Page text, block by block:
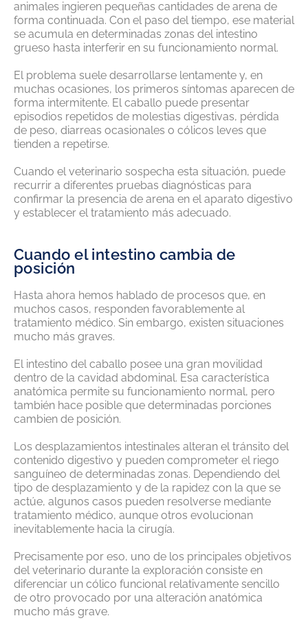
animales ingieren pequeñas cantidades de arena de
forma continuada. Con el paso del tiempo, ese material
se acumula en determinadas zonas del intestino
grueso hasta interferir en su funcionamiento normal.
El problema suele desarrollarse lentamente y, en
muchas ocasiones, los primeros síntomas aparecen de
forma intermitente. El caballo puede presentar
episodios repetidos de molestias digestivas, pérdida
de peso, diarreas ocasionales o cólicos leves que
tienden a repetirse.
Cuando el veterinario sospecha esta situación, puede
recurrir a diferentes pruebas diagnósticas para
confirmar la presencia de arena en el aparato digestivo
y establecer el tratamiento más adecuado.
Cuando el intestino cambia de
posición
Hasta ahora hemos hablado de procesos que, en
muchos casos, responden favorablemente al
tratamiento médico. Sin embargo, existen situaciones
mucho más graves.
El intestino del caballo posee una gran movilidad
dentro de la cavidad abdominal. Esa característica
anatómica permite su funcionamiento normal, pero
también hace posible que determinadas porciones
cambien de posición.
Los desplazamientos intestinales alteran el tránsito del
contenido digestivo y pueden comprometer el riego
sanguíneo de determinadas zonas. Dependiendo del
tipo de desplazamiento y de la rapidez con la que se
actúe, algunos casos pueden resolverse mediante
tratamiento médico, aunque otros evolucionan
inevitablemente hacia la cirugía.
Precisamente por eso, uno de los principales objetivos
del veterinario durante la exploración consiste en
diferenciar un cólico funcional relativamente sencillo
de otro provocado por una alteración anatómica
mucho más grave.